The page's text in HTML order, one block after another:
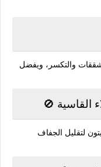
والتكسر، ويفضل
لتقليل الجفاف